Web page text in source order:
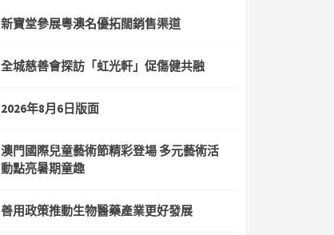
新寶堂參展粵澳名優拓闊銷售渠道
全城慈善會探訪「虹光軒」促傷健共融
2026年8月6日版面
澳門國際兒童藝術節精彩登場 多元藝術活
動點亮暑期童趣
善用政策推動生物醫藥產業更好發展